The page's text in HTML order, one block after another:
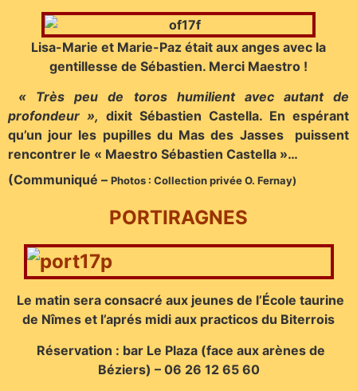
Lisa-Marie et Marie-Paz était aux anges avec la
gentillesse de Sébastien. Merci Maestro !
« Très peu de toros humilient avec autant de
profondeur », dixit Sébastien Castella. En espérant
qu’un jour les pupilles du Mas des Jasses puissent
rencontrer le « Maestro Sébastien Castella »…
(Communiqué – Photos : Collection privée O. Fernay)
PORTIRAGNES
Le matin sera consacré aux jeunes de l’École taurine
de Nîmes et l’aprés midi aux practicos du Biterrois
Réservation : bar Le Plaza (face aux arènes de
Béziers) – 06 26 12 65 60